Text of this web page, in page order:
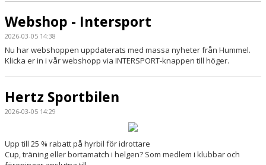
Webshop - Intersport
2026-03-05 14:38
Nu har webshoppen uppdaterats med massa nyheter från Hummel.
Klicka er in i vår webshopp via INTERSPORT-knappen till höger.
Hertz Sportbilen
2026-03-05 14:29
Upp till 25 % rabatt på hyrbil för idrottare
Cup, träning eller bortamatch i helgen? Som medlem i klubbar och